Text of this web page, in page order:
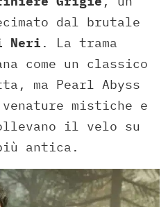
dal brutale
Neri . La trama
come un classico
ma Pearl Abyss
mistiche e
il velo su
antica.